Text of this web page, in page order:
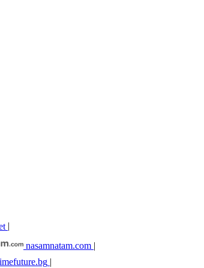
nasamnatam.com |
|